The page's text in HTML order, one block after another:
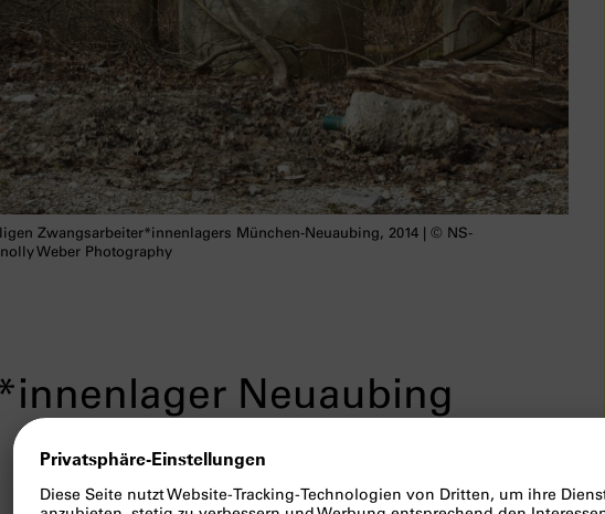
Neuaubing
Zwangsarbeiter*innenlagers München-Neuaubing, 2014 | © NS-
Weber Photography